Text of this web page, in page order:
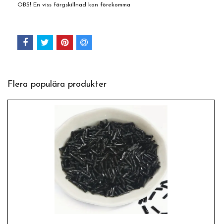
OBS! En viss färgskillnad kan förekomma
Flera populära produkter